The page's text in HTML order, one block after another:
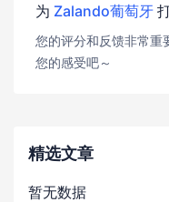
为 Zalando葡萄牙
您的评分和反馈非常重
您的感受吧～
精选文章
暂无数据